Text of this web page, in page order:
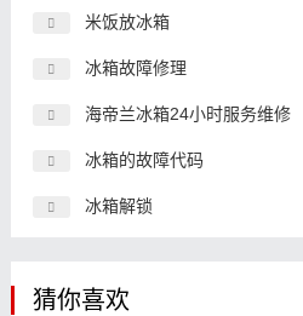
米饭放冰箱
冰箱故障修理
海帝兰冰箱24小时服务维修
冰箱的故障代码
冰箱解锁
猜你喜欢